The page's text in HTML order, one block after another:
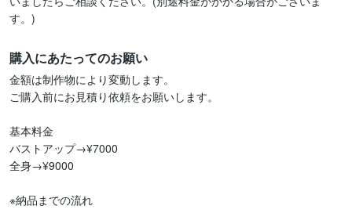
す。)
購入にあたってのお願い
金額は制作物により変動します。
ご購入前にお見積り依頼をお願いします。
基本料金
バストアップ→¥7000
全身→¥9000
※納品までの流れ